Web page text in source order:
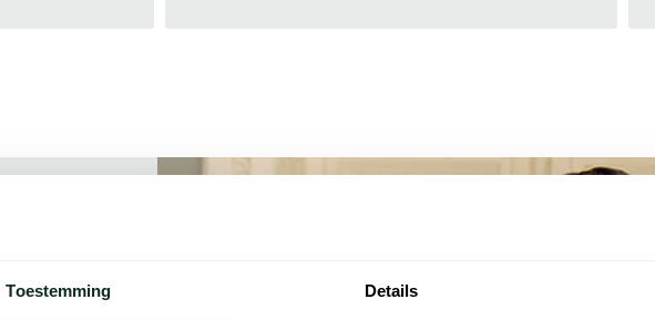
Toestemming Details
van onze
2017 bij